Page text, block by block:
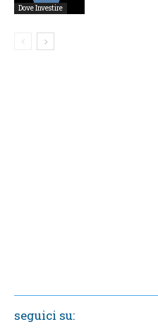
Dove Investire
seguici su: